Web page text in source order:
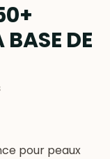
DE
pour peaux